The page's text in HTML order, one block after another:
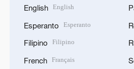
English English
Esperanto Esperanto
Filipino Filipino
French Français